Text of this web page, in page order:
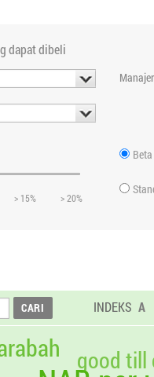
dapat dibeli
> 15% > 20%
Beta
INDEKS A
good till